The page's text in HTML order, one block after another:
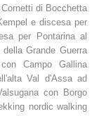
di Bocchetta
e discesa per
per Pontarina al
Grande Guerra
Campo Gallina
Val d'Assa ad
con Borgo
nordic walking